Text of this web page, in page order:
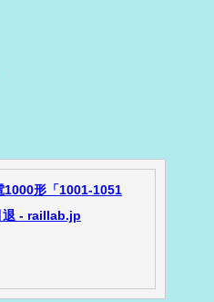
1000形「1001-1051
退 - raillab.jp